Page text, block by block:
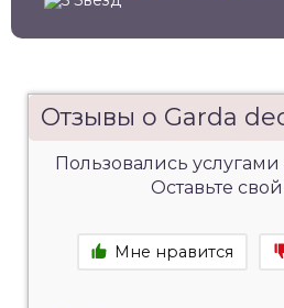
Отзывы о Garda
Пользовались
Оставьте
Мне нравится